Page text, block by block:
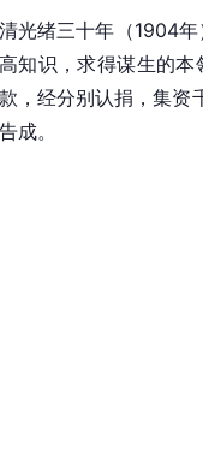
清光绪三十年（1904
高知识，求得谋生的
款，经分别认捐，集资
告成。